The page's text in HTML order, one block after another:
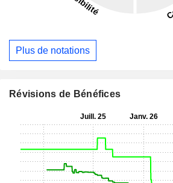
Plus de notations
Révisions de Bénéfices